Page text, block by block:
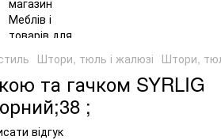
Штори, тюль і жалюзі Штори,
та гачком SYRLIG
;
відгук